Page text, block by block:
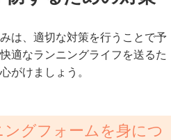
は、適切な対策を行うことで予
適なランニングライフを送るた
がけましょう。
グフォームを身につ